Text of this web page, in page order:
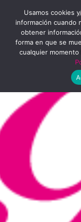
contenido
Usamos cookies
información cuando
obtener
forma en que se
cualquier